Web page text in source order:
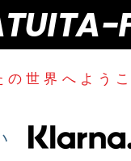
の世界へよう